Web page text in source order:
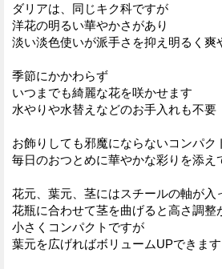
ダリアは、同じキク科ですが
洋花の明るい華やかさがあり
淡い淡色使いが派手さを抑え明るく爽
季節にかかわらず
いつまでも綺麗な花を咲かせます
水やりや水替えなどのお手入れも不要
お飾りしても邪魔にならないコンパク
毎日のおつとめに華やかな彩りを添え
花元、葉元、茎にはスチールの軸が入
花瓶に合わせて茎を曲げると高さ調整
小さくコンパクトですが
葉元を広げればボリュームUPできます